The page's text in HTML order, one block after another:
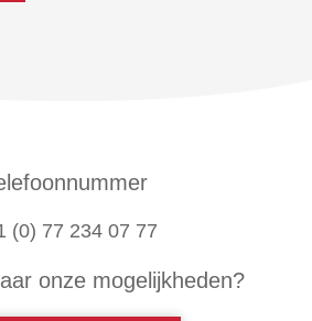
(0) 77 234 07 77
onze mogelijkheden?